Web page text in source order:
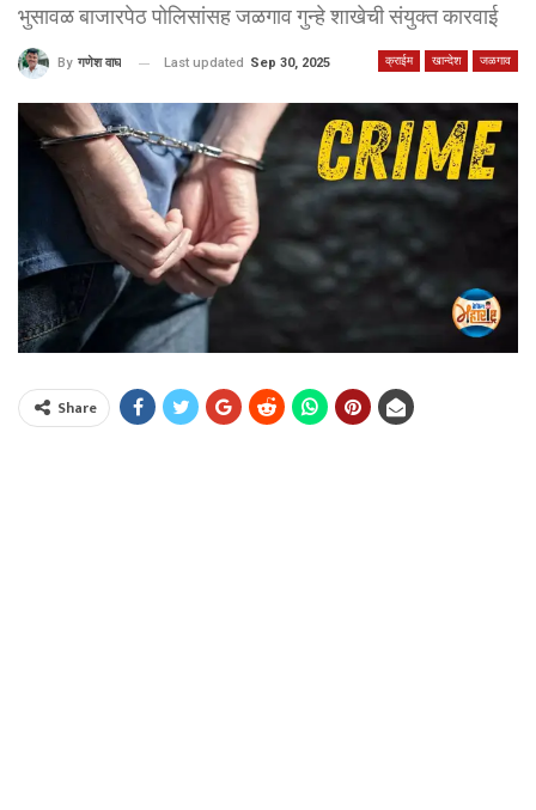
भुसावळ बाजारपेठ पोलिसांसह जळगाव गुन्हे शाखेची संयुक्त कारवाई
क्राईम खान्देश जळगाव
By गणेश वाघ Last updated Sep 30, 2025
Share